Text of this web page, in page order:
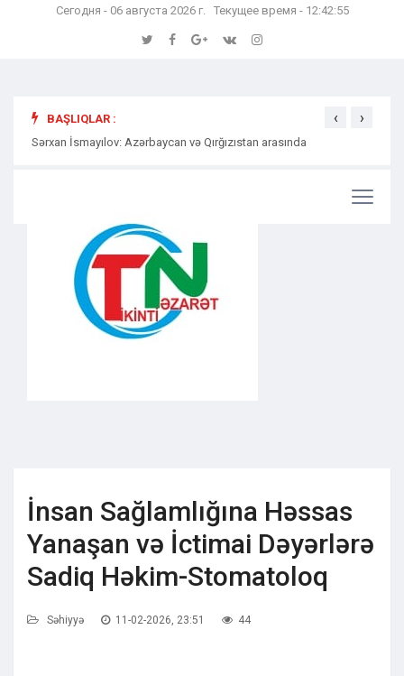
Сегодня - 06 августа 2026 г. Текущее время - 12:42:56
BAŞLIQLAR :
Sərxan İsmayılov: Azərbaycan və Qırğızıstan arasında
‹ ›
İnsan Sağlamlığına Həssas
Yanaşan və İctimai Dəyərlərə
Sadiq Həkim-Stomatoloq
Səhiyyə 11-02-2026, 23:51 44